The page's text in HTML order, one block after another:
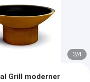
2/4
Grill moderner